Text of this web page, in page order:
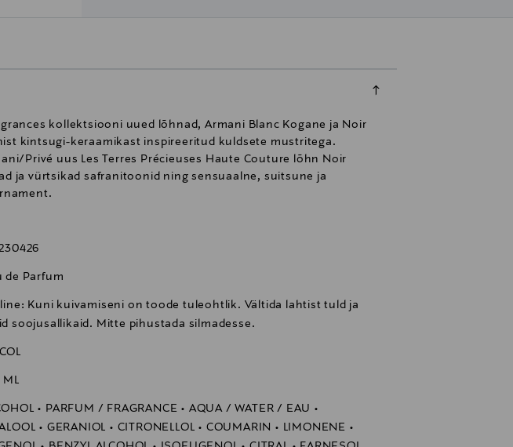
kollektsiooni uued lõhnad, Armani Blanc Kogane ja Noir
kintsugi-keraamikast inspireeritud kuldsete mustritega.
Privé uus Les Terres Précieuses Haute Couture lõhn Noir
ja vürtsikad safranitoonid ning sensuaalne, suitsune ja
de Parfum
Kuni kuivamiseni on toode tuleohtlik. Vältida lahtist tuld ja
soojusallikaid. Mitte pihustada silmadesse.
ML
• PARFUM / FRAGRANCE • AQUA / WATER / EAU •
• GERANIOL • CITRONELLOL • COUMARIN • LIMONENE •